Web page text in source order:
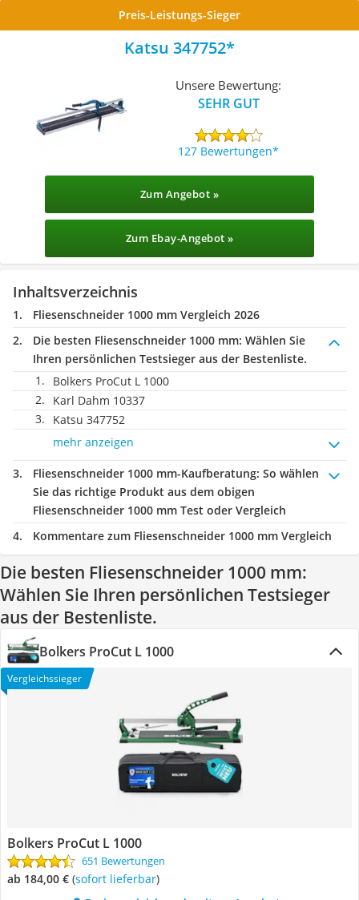
Preis-Leistungs-Sieger
Katsu 347752
Unsere Bewertung:
SEHR GUT
127 Bewertungen
Zum Angebot »
Zum Ebay-Angebot »
Inhaltsverzeichnis
Fliesenschneider 1000 mm Vergleich 2026
Die besten Fliesenschneider 1000 mm: Wählen Sie
Ihren persönlichen Testsieger aus der Bestenliste.
Bolkers ProCut L 1000
Karl Dahm 10337
Katsu 347752
mehr anzeigen
Fliesenschneider 1000 mm-Kaufberatung: So wählen
Sie das richtige Produkt aus dem obigen
Fliesenschneider 1000 mm Test oder Vergleich
Kommentare zum Fliesenschneider 1000 mm Vergleich
Die besten Fliesenschneider 1000 mm:
Wählen Sie Ihren persönlichen Testsieger
aus der Bestenliste.
Bolkers ProCut L 1000
Vergleichssieger
Bolkers ProCut L 1000
651 Bewertungen
ab 184,00 € ( Sofort lieferbar)